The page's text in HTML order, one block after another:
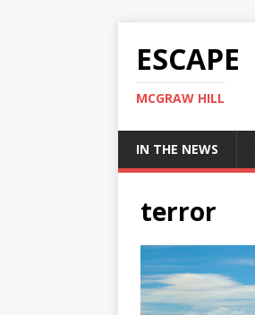
ESCAPE
MCGRAW HILL
IN THE NEWS
terror